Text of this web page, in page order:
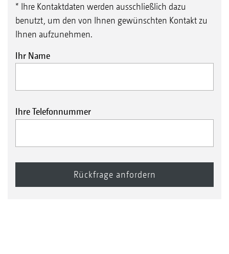
* Ihre Kontaktdaten werden ausschließlich dazu
benutzt, um den von Ihnen gewünschten Kontakt zu
Ihnen aufzunehmen.
Ihr Name
Ihre Telefonnummer